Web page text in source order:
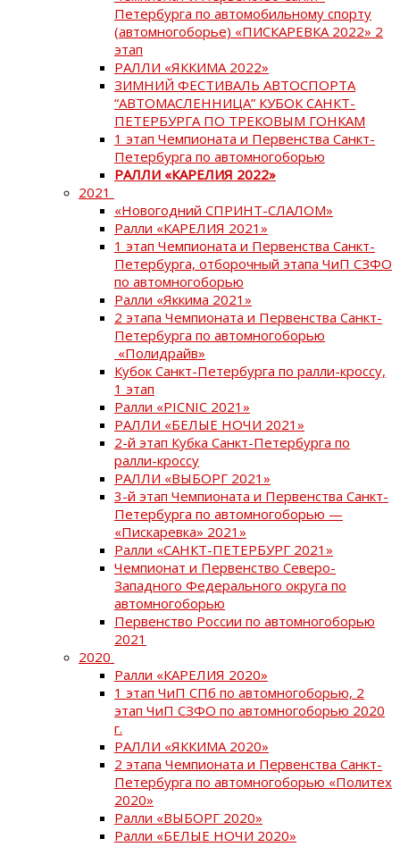
Петербурга по автомобильному спорту
(автомногоборье) «ПИСКАРЕВКА 2022» 2
этап
РАЛЛИ «ЯККИМА 2022»
ЗИМНИЙ ФЕСТИВАЛЬ АВТОСПОРТА
“АВТОМАСЛЕННИЦА” КУБОК САНКТ-
ПЕТЕРБУРГА ПО ТРЕКОВЫМ ГОНКАМ
1 этап Чемпионата и Первенства Санкт-
Петербурга по автомногоборью
РАЛЛИ «КАРЕЛИЯ 2022»
2021
«Новогодний СПРИНТ-СЛАЛОМ»
Ралли «КАРЕЛИЯ 2021»
1 этап Чемпионата и Первенства Санкт-
Петербурга, отборочный этапа ЧиП СЗФО
по автомногоборью
Ралли «Яккима 2021»
2 этапа Чемпионата и Первенства Санкт-
Петербурга по автомногоборью
«Полидрайв»
Кубок Санкт-Петербурга по ралли-кроссу,
1 этап
Ралли «PICNIC 2021»
РАЛЛИ «БЕЛЫЕ НОЧИ 2021»
2-й этап Кубка Санкт-Петербурга по
ралли-кроссу
РАЛЛИ «ВЫБОРГ 2021»
3-й этап Чемпионата и Первенства Санкт-
Петербурга по автомногоборью —
«Пискаревка» 2021»
Ралли «САНКТ-ПЕТЕРБУРГ 2021»
Чемпионат и Первенство Северо-
Западного Федерального округа по
автомногоборью
Первенство России по автомногоборью
2021
2020
Ралли «КАРЕЛИЯ 2020»
1 этап ЧиП СПб по автомногоборью, 2
этап ЧиП СЗФО по автомногоборью 2020
г.
РАЛЛИ «ЯККИМА 2020»
2 этапа Чемпионата и Первенства Санкт-
Петербурга по автомногоборью «Политех
2020»
Ралли «ВЫБОРГ 2020»
Ралли «БЕЛЫЕ НОЧИ 2020»